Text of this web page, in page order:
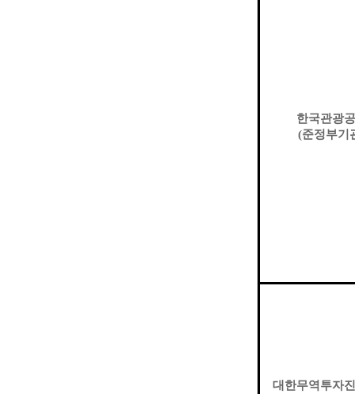
한국관광
(준정부기
대한무역투자